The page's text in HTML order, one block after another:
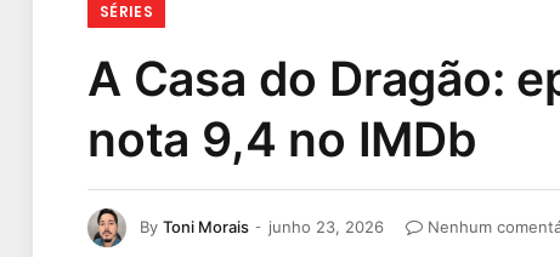
SÉRIES
A Casa do Dragão:
nota 9,4 no IMDb
By Toni Morais junho 23, 2026 Nenhum